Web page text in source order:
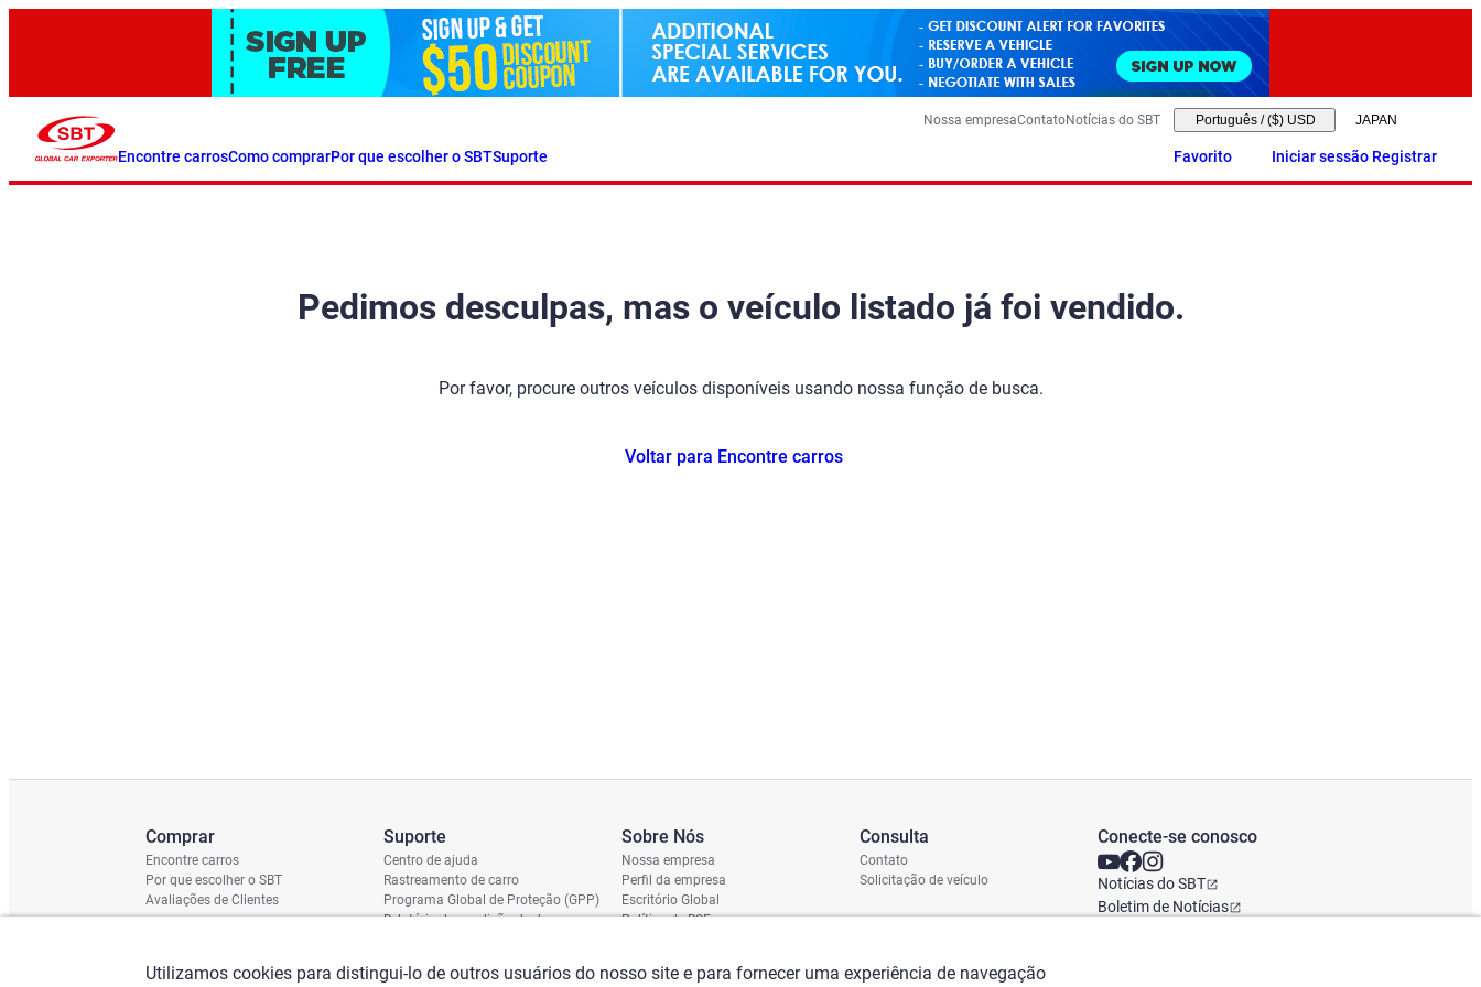
Encontre carrosComo comprarPor que escolher o SBTSuporte
Nossa empresaContatoNotícias do SBT Português / ($) USD
Favorito Iniciar sessão Registrar
Pedimos desculpas, mas o veículo listado já foi vendido.
Por favor, procure outros veículos disponíveis usando nossa função de busca.
Voltar para Encontre carros
Comprar
Encontre carros
Por que escolher o SBT
Avaliações de Clientes
Suporte
Centro de ajuda
Rastreamento de carro
Programa Global de Proteção (GPP)
Relatório de condição de dano
Sobre Nós
Nossa empresa
Perfil da empresa
Escritório Global
Política de RSE
Consulta
Contato
Solicitação de veículo
Conecte-se conosco
Notícias do SBT
Boletim de Notícias
Utilizamos cookies para distingui-lo de outros usuários do nosso site e para fornecer uma experiência de navegação